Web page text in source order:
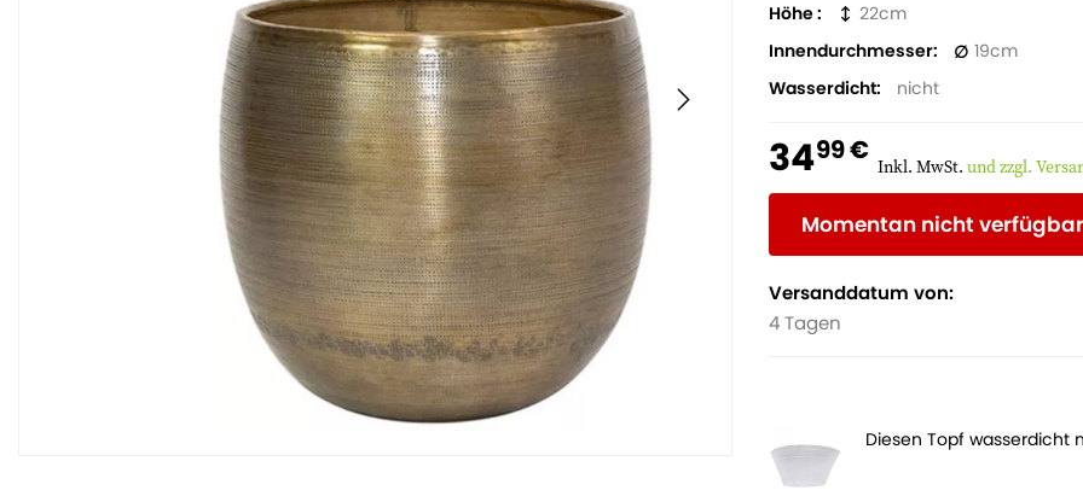
immer
einenEinsatzdeckel
Topfzu stellen.Ohne Schutzkönnen
durchunsachgemäßen
Höhe 22
Innendurchmesser
19
Wasserdicht
nicht
3499 € Inkl. MwSt.und zzgl.
Momentan nicht verfügbar
Versanddatum von:
4 Tagen
Diesen Topf wasserdicht